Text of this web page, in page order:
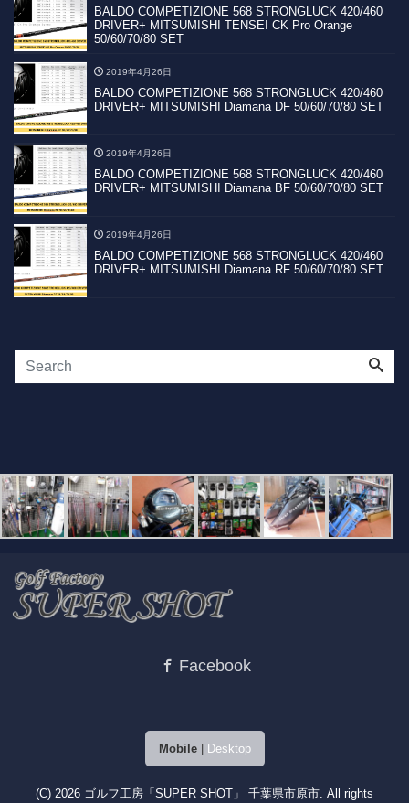
BALDO COMPETIZIONE 568 STRONGLUCK 420/460
DRIVER+ MITSUMISHI TENSEI CK Pro Orange
50/60/70/80 SET
2019年4月26日
BALDO COMPETIZIONE 568 STRONGLUCK 420/460
DRIVER+ MITSUMISHI Diamana DF 50/60/70/80 SET
2019年4月26日
BALDO COMPETIZIONE 568 STRONGLUCK 420/460
DRIVER+ MITSUMISHI Diamana BF 50/60/70/80 SET
2019年4月26日
BALDO COMPETIZIONE 568 STRONGLUCK 420/460
DRIVER+ MITSUMISHI Diamana RF 50/60/70/80 SET
Facebook
Mobile| Desktop
(C) 2026 ゴルフ工房「SUPER SHOT」 千葉県市原市 . All rights